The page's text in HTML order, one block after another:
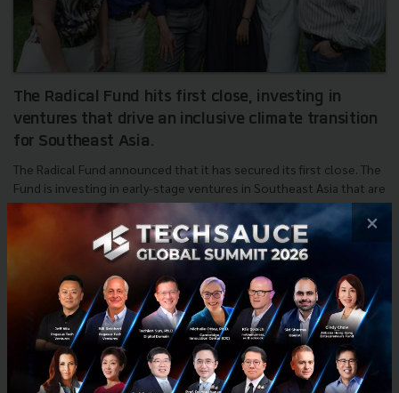
The Radical Fund hits first close, investing in
ventures that drive an inclusive climate transition
for Southeast Asia.
The Radical Fund announced that it has secured its first close. The
Fund is investing in early-stage ventures in Southeast Asia that are
scaling solutions across climate adaptation...
| ByTechsauce Team
Deal Digest startup climate-tech the radical fund
×